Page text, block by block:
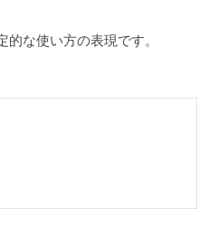
な使い方の表現です。